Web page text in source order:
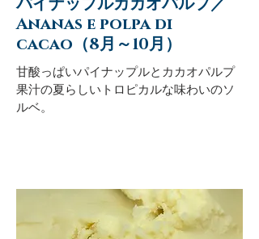
Ananas e polpa di
cacao（8月～10月）
甘酸っぱいパイナップルとカカオパルプ
果汁の夏らしいトロピカルな味わいのソ
ルベ。